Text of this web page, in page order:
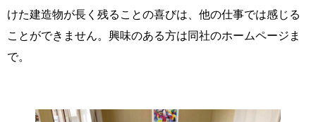
けた建造物が長く残ることの喜びは、他の仕事では感じる
ことができません。興味のある方は同社のホームページま
で。